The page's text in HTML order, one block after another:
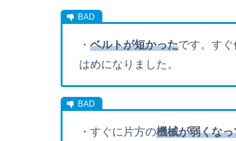
・ ベルトが短かったです。す
はめになりました。
・ すぐに片方の機械が弱くなっ